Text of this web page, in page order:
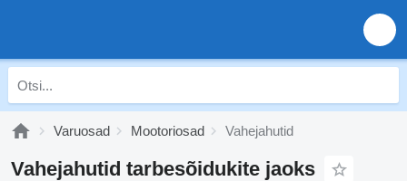
Varuosad Mootoriosad Vahejahutid
Vahejahutid tarbesõidukite jaoks